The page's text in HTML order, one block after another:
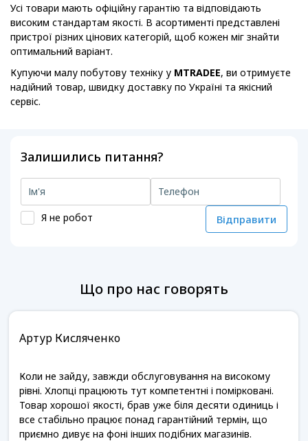
Усі товари мають офіційну гарантію та відповідають
високим стандартам якості. В асортименті представлені
пристрої різних цінових категорій, щоб кожен міг знайти
оптимальний варіант.
Купуючи малу побутову техніку у MTRADEE, ви отримуєте
надійний товар, швидку доставку по Україні та якісний
сервіс.
Залишились питання?
Я не робот Відправити
Що про нас говорять
Артур Кисляченко
Коли не зайду, завжди обслуговування на високому
рівні. Хлопці працюють тут компетентні і помірковані.
Товар хорошої якості, брав уже біля десяти одиниць і
все стабільно працює понад гарантійний термін, що
приємно дивує на фоні інших подібних магазинів.